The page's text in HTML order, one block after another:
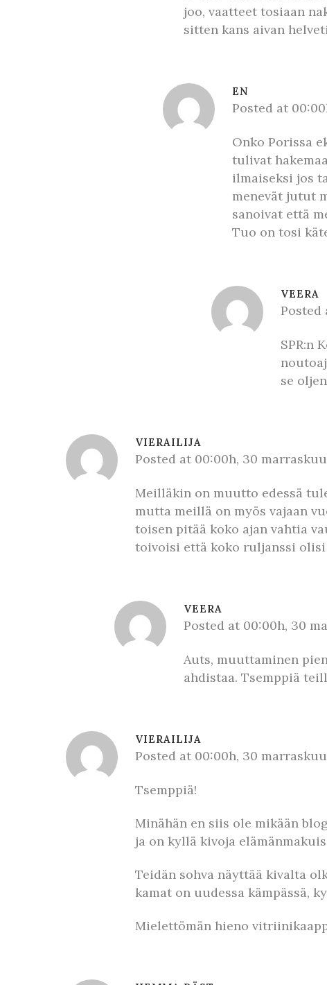
joo, vaatteet tosiaan
sitten kans aivan
EN
Posted at
Onko Porissa
tulivat
ilmaiseksi jos
menevät jutut
sanoivat että
Tuo on tosi
VEERA
Posted
SPR:n
se
VIERAILIJA
Posted at 00:00h, 30
Meilläkin on muutto edessä
mutta meillä on myös vajaan
toisen pitää koko ajan vahtia
toivoisi että koko ruljanssi olisi
VEERA
Posted at 00:00h, 30
Auts, muuttaminen
ahdistaa. Tsemppiä
VIERAILIJA
Posted at 00:00h, 30
Tsemppiä!
Minähän en siis ole mikään
ja on kyllä kivoja
Teidän sohva näyttää kivalta
kamat on uudessa kämpässä,
Mielettömän hieno